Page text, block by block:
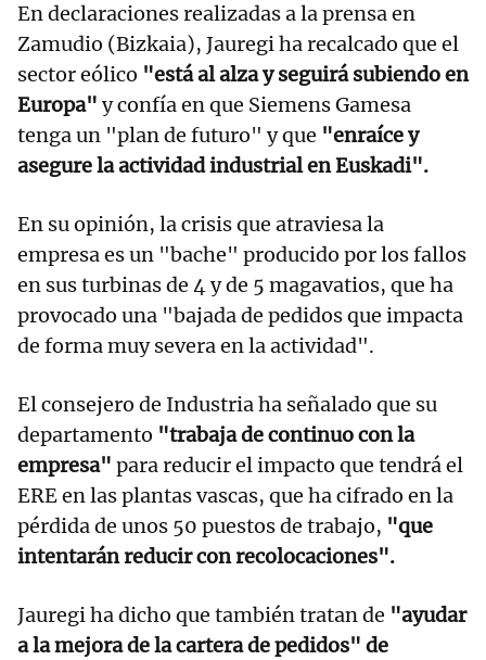
En declaraciones realizadas a la prensa en
Zamudio (Bizkaia), Jauregi ha recalcado que el
sector eólico "está al alza y seguirá subiendo en
Europa" y confía en que Siemens Gamesa
tenga un "plan de futuro" y que "enraíce y
asegure la actividad industrial en Euskadi".
En su opinión, la crisis que atraviesa la
empresa es un "bache" producido por los fallos
en sus turbinas de 4 y de 5 magavatios, que ha
provocado una "bajada de pedidos que impacta
de forma muy severa en la actividad".
El consejero de Industria ha señalado que su
departamento "trabaja de continuo con la
empresa" para reducir el impacto que tendrá el
ERE en las plantas vascas, que ha cifrado en la
pérdida de unos 50 puestos de trabajo, "que
intentarán reducir con recolocaciones".
Jauregi ha dicho que también tratan de "ayudar
a la mejora de la cartera de pedidos" de